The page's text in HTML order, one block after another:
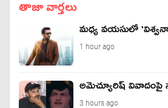
తాజా వార్తలు
మధ్య వయసులో
1 hour ago
అమెచ్యూరిష్
3 hours ago